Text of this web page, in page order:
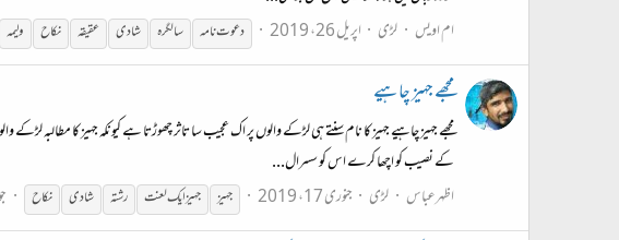
ام اویس
لڑی اپریل 26، 2019 دعوت نامہ سالگرہ شادی عقیقہ نکاح ولیمہ
مجھے جہیز چاہیے
مجھے جہیز چاہیے جہیز کا نام سنتے ہی لڑکے والوں پر اک عجیب سا تاثر چھوڑتا ہے کیونکہ جہیز کا
کے نصیب کو اچھا کرے اس کو سسرال...
اظہرعباس
لڑی جنوری 17، 2019 جہیز جہیز ایک لعنت رشتہ شادی نکاح